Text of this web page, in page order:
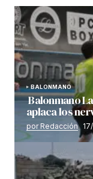
BALONMANO
Balonmano
aplaca los
por Redacción